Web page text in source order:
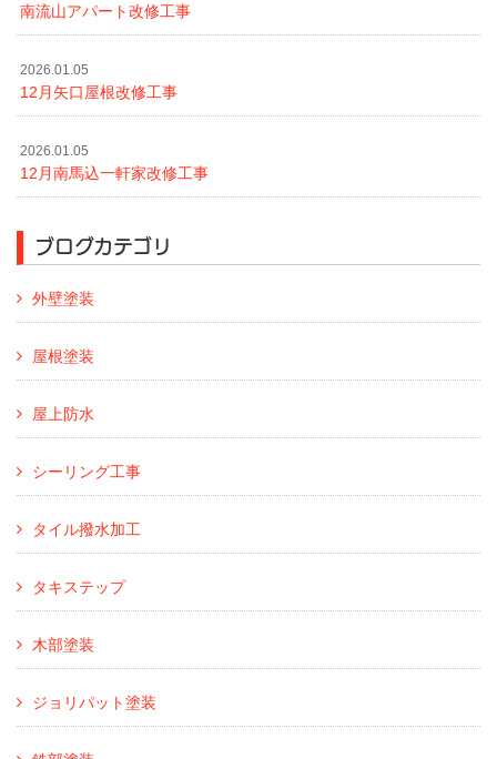
南流山アパート改修工事
2026.01.05
12月矢口屋根改修工事
2026.01.05
12月南馬込一軒家改修工事
ブログカテゴリ
外壁塗装
屋根塗装
屋上防水
シーリング工事
タイル撥水加工
タキステップ
木部塗装
ジョリパット塗装